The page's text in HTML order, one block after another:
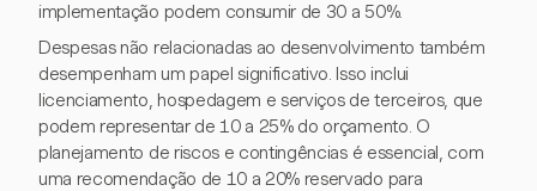
implementação podem consumir de 30 a 50%.
Despesas não relacionadas ao desenvolvimento também
desempenham um papel significativo. Isso inclui
licenciamento, hospedagem e serviços de terceiros, que
podem representar de 10 a 25% do orçamento. O
planejamento de riscos e contingências é essencial, com
uma recomendação de 10 a 20% reservado para